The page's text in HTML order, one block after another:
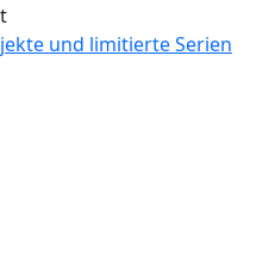
und limitierte Serien